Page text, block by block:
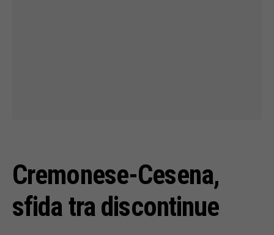
Cremonese-Cesena,
sfida tra discontinue